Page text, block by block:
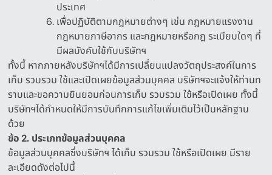
ประเทศ
เพื่อปฏิบัติตามกฎหมายต่างๆ เช่น กฎหมายแรงงาน
กฎหมายภาษีอากร และกฎหมายหรือกฎ ระเบียบใดๆ ที่
มีผลบังคับใช้กับบริษัทฯ
ทั้งนี้ หากภายหลังบริษัทฯได้มีการเปลี่ยนแปลงวัตถุประสงค์ในการ
เก็บ รวบรวม ใช้และเปิดเผยข้อมูลส่วนบุคคล บริษัทฯจะแจ้งให้ท่านท
ราบและขอความยินยอมก่อนการเก็บ รวบรวม ใช้หรือเปิดเผย ทั้งนี้
บริษัทฯได้กำหนดให้มีการบันทึกการแก้ไขเพิ่มเติมไว้เป็นหลักฐาน
ด้วย
ข้อ2. ประเภทข้อมูลส่วนบุคคล
ข้อมูลส่วนบุคคลซึ่งบริษัทฯ ได้เก็บ รวมรวม ใช้หรือเปิดเผย มีราย
ละเอียดดังต่อไปนี้